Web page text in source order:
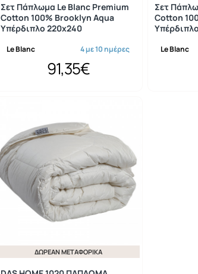
Le Blanc 4 με 10 ημέρες
Σετ Πάπλωμα Le Blanc Premium
Cotton 100% Brooklyn Aqua
Υπέρδιπλο 220x240
91,35€
Le Blanc
Σετ
Cotton
ΔΩΡΕΆΝ ΜΕΤΑΦΟΡΙΚΆ